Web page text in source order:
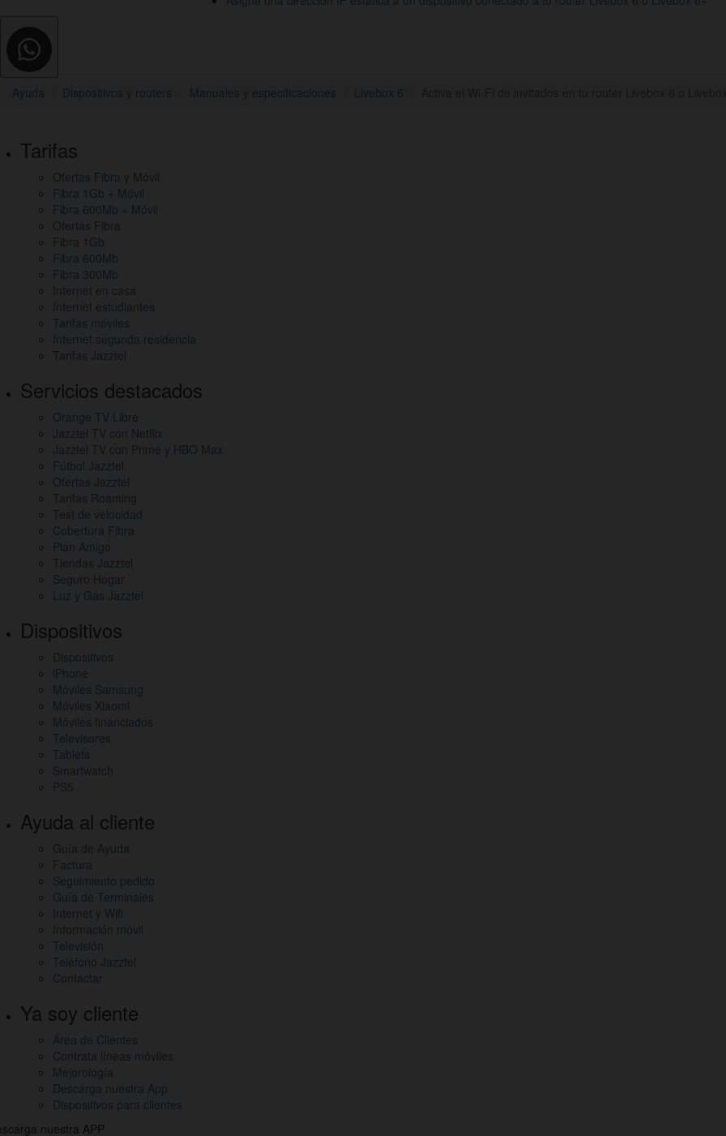
Ayuda Dispositivos y routers Manuales y especificaciones Livebox 6
Pie
de
página,
mapa
sitio
otros
enlaces
de
interés
Tarifas
Ofertas Fibra y Móvil
Fibra 1Gb + Móvil
Fibra 600Mb + Móvil
Ofertas Fibra
Fibra 1Gb
Fibra 600Mb
Fibra 300Mb
Internet en casa
Internet estudiantes
Tarifas móviles
Internet segunda residencia
Tarifas Jazztel
Servicios destacados
Orange TV Libre
Jazztel TV con Netflix
Jazztel TV con Prime y HBO Max
Fútbol Jazztel
Ofertas Jazztel
Tarifas Roaming
Test de velocidad
Cobertura Fibra
Plan Amigo
Tiendas Jazztel
Seguro Hogar
Luz y Gas Jazztel
Dispositivos
Dispositivos
iPhone
Móviles Samsung
Móviles Xiaomi
Móviles financiados
Televisores
Tablets
Smartwatch
PS5
Ayuda al cliente
Guía de Ayuda
Factura
Seguimiento pedido
Guía de Terminales
Internet y Wifi
Información móvil
Televisión
Teléfono Jazztel
Contactar
Ya soy cliente
Área de Clientes
Contrata líneas móviles
Mejorología
Descarga nuestra App
Dispositivos para clientes
nuestra APP